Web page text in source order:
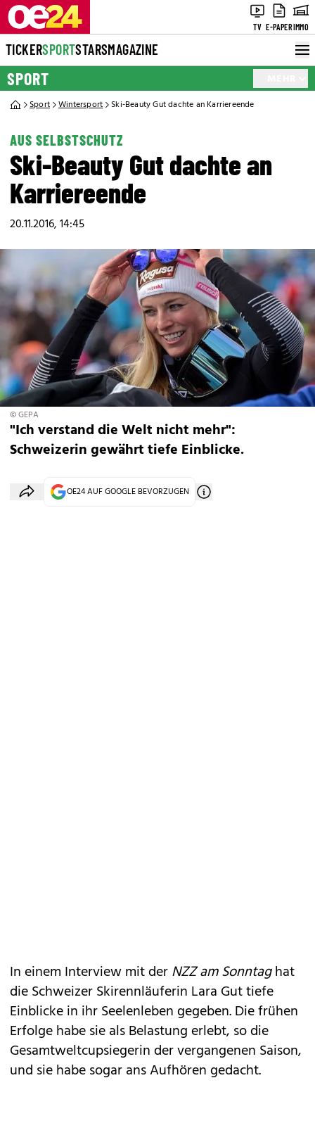
TV E-PAPERIMMO
TICKERSPORTSTARSMAGAZINE
SPORT
Sport Wintersport Ski-Beauty Gut dachte an Karriereende
AUS SELBSTSCHUTZ
Ski-Beauty Gut dachte an
Karriereende
20.11.2016, 14:45
© GEPA
"Ich verstand die Welt nicht mehr":
Schweizerin gewährt tiefe Einblicke.
OE24 AUF GOOGLE BEVORZUGEN
In einem Interview mit derNZZ am Sonntaghat
die Schweizer Skirennläuferin Lara Gut tiefe
Einblicke in ihr Seelenleben gegeben. Die frühen
Erfolge habe sie als Belastung erlebt, so die
Gesamtweltcupsiegerin der vergangenen Saison,
und sie habe sogar ans Aufhören gedacht.